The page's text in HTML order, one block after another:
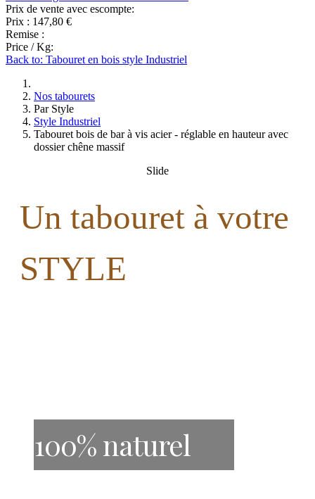
Prix de vente avec escompte:
Prix : 147,80 €
Remise :
Price / Kg:
Back to: Tabouret en bois style Industriel
Nos tabourets
Par Style
Style Industriel
Tabouret bois de bar à vis acier - réglable en hauteur avec
dossier chêne massif
Slide
Un tabouret à votre
STYLE
100% naturel